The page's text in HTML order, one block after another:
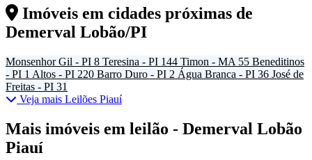
Imóveis em cidades próximas de
Demerval Lobão/PI
Monsenhor Gil - PI 8 Teresina - PI 144 Timon - MA 55 Beneditinos
- PI 1 Altos - PI 220 Barro Duro - PI 2 Água Branca - PI 36 José de
Freitas - PI 31
Veja mais Leilões Piauí
Mais imóveis em leilão - Demerval Lobão
Piauí